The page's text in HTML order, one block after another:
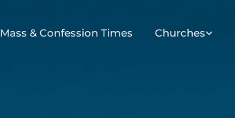
Mass & Confession Times Churches